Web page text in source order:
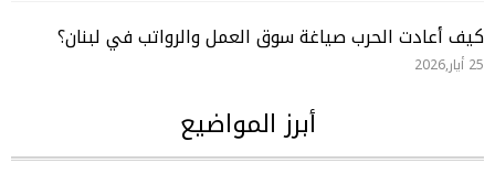
كيف أعادت الحرب صياغة سوق العمل والرواتب في لبنان؟
25 أيار,2026
أبرز المواضيع